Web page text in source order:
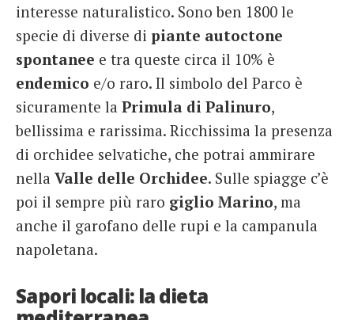
interesse naturalistico. Sono ben 1800 le
specie di diverse di piante autoctone
spontanee e tra queste circa il 10% è
endemico e/o raro. Il simbolo del Parco è
sicuramente la Primula di Palinuro,
bellissima e rarissima. Ricchissima la presenza
di orchidee selvatiche, che potrai ammirare
nella Valle delle Orchidee. Sulle spiagge c’è
poi il sempre più raro giglio Marino, ma
anche il garofano delle rupi e la campanula
napoletana.
Sapori locali: la dieta